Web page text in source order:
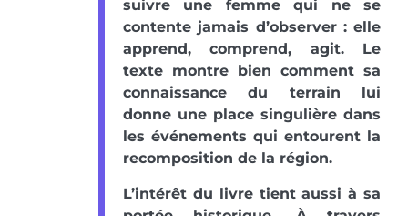
suivre une femme qui ne se
contente jamais d’observer : elle
apprend, comprend, agit. Le
texte montre bien comment sa
connaissance du terrain lui
donne une place singulière dans
les événements qui entourent la
recomposition de la région.
L’intérêt du livre tient aussi à sa